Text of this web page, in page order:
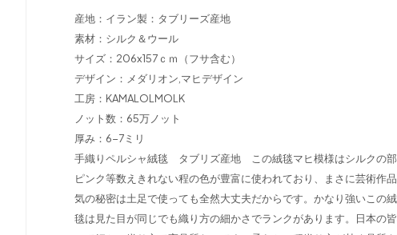
産地：イラン製：タブリーズ産地
素材：シルク＆ウール
サイズ：206x157ｃｍ（フサ含む）
デザイン：メダリオン,マヒデザイン
工房：KAMALOLMOLK
ノット数：65万ノット
厚み：6-7ミリ
手織りペルシャ絨毯 タブリズ産地 この絨毯マヒ模様はシルクの部
ピンク等数えきれない程の色が豊富に使われており、まさに芸術作
気の秘密は土足で使っても全然大丈夫だからです。かなり強いこの
毯は見た目が同じでも織り方の細かさでランクがあります。日本の